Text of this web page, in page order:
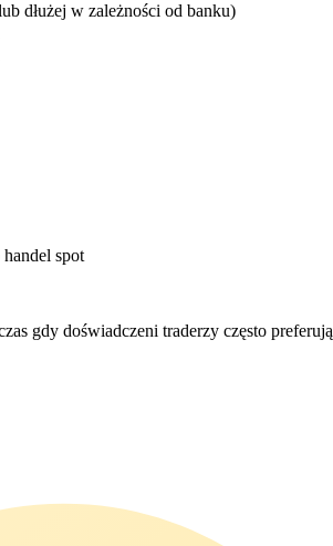
dłużej w zależności od banku)
spot
gdy doświadczeni traderzy często preferują